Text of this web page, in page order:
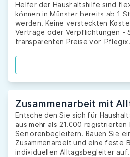
Helfer der Haushaltshilfe sind
können in Münster bereits ab 1
werden. Keine versteckten
Verträge oder Verpflichtungen -
transparenten Preise von Pflegix.
Zusammenarbeit mit
Entscheiden Sie sich für
aus mehr als 21.000
Seniorenbegleitern. Bauen Sie
Zusammenarbeit und eine feste
individuellen Alltagsbegleiter auf.